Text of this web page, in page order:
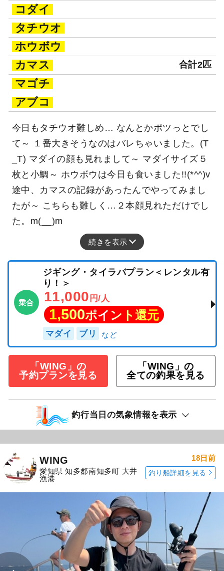
コダイ
タチウオ
ホウボウ
カマス
合計2匹
マゴチ
アブコ
今日もタチウオ難しめ… なんとかポツっとでし
て～ １番大きそうなのはバレちゃいました。(T
_T) マダイの顔も見れまして～ マダイサイズ５
枚と小鯛～ ホウボウは今日も食いました!!(*^^)v
途中、カマスの記録があったんでやってみまし
たが～ こちらも難しく…２本顔見れただけでし
た。m(__)m
続きを表示
乗合
ジギング・タイラバプラン＜レンタル有
り！＞
11,000 円/人
1,500ポイント還元
マダイ ブリ
「WING」の
予約プランを見る
「WING」の
全ての釣果を見る
釣行当日の気象情報を表示
WING
愛知県 知多郡南知多町 大井
漁港
18日前
釣り船詳細を見る